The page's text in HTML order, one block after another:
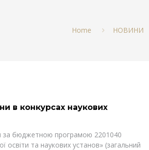
Home НОВИНИ
в конкурсах наукових
за бюджетною програмою 2201040
освіти та наукових установ» (загальний